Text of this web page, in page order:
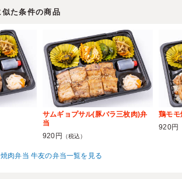
た条件の商品
サムギョプサル(豚バラ三枚肉)弁
当
920円
（税込）
鶏モモ
920円
焼肉弁当 牛友の弁当一覧を見る